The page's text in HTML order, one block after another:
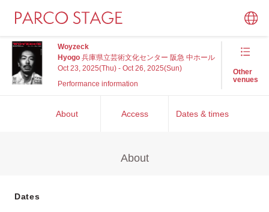
Woyzeck
Hyogo兵庫県立芸術文化センター 阪急 中ホール
Oct 23, 2025(Thu) - Oct 26, 2025(Sun)
Performance information
Other
venues
About Access Dates & times
About
Dates